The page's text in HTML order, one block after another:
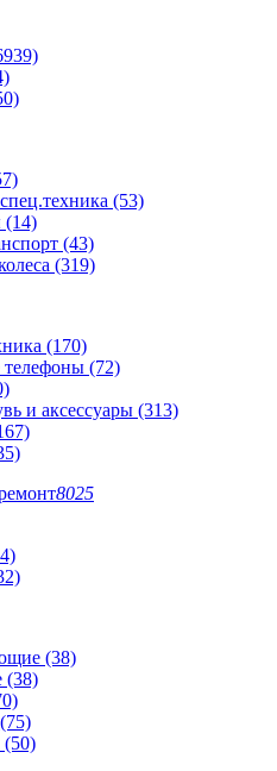
(53)
(43)
(319)
(170)
(72)
и аксессуары (313)
8025
(38)
(38)